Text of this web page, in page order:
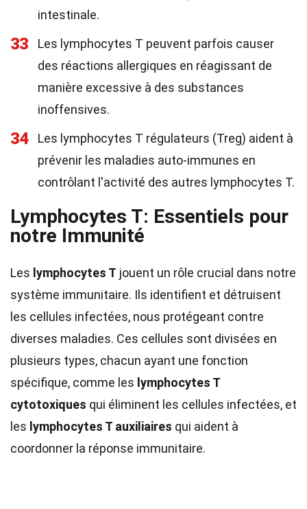
intestinale.
33
Les lymphocytes T peuvent parfois causer
des réactions allergiques en réagissant de
manière excessive à des substances
inoffensives.
34
Les lymphocytes T régulateurs (Treg) aident à
prévenir les maladies auto-immunes en
contrôlant l'activité des autres lymphocytes T.
Lymphocytes T: Essentiels pour
notre Immunité
Les lymphocytes T jouent un rôle crucial dans notre
système immunitaire. Ils identifient et détruisent
les cellules infectées, nous protégeant contre
diverses maladies. Ces cellules sont divisées en
plusieurs types, chacun ayant une fonction
spécifique, comme les lymphocytes T
cytotoxiques qui éliminent les cellules infectées, et
les lymphocytes T auxiliaires qui aident à
coordonner la réponse immunitaire.